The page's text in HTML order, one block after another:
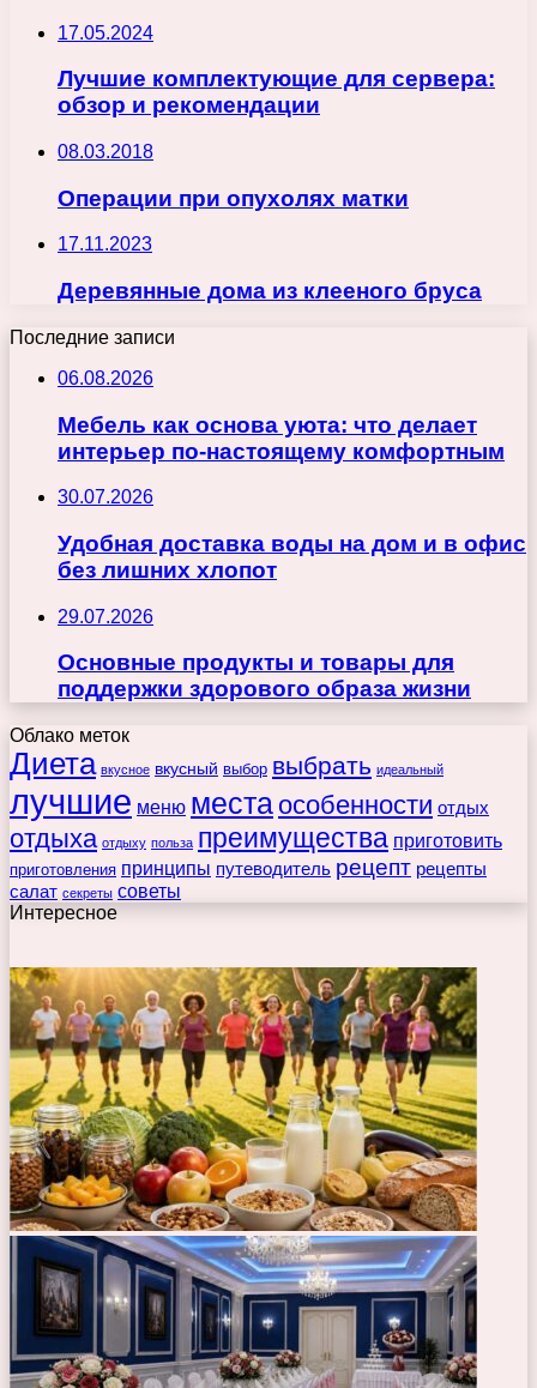
17.05.2024
Лучшие комплектующие для сервера:
обзор и рекомендации
08.03.2018
Операции при опухолях матки
17.11.2023
Деревянные дома из клееного бруса
Последние записи
06.08.2026
Мебель как основа уюта: что делает
интерьер по-настоящему комфортным
30.07.2026
Удобная доставка воды на дом и в офис
без лишних хлопот
29.07.2026
Основные продукты и товары для
поддержки здорового образа жизни
Облако меток
Диета вкусное вкусный выбор выбрать идеальный
лучшие меню места особенности отдых
отдыха отдыху польза преимущества приготовить
приготовления принципы путеводитель рецепт рецепты
салат секреты советы
Интересное